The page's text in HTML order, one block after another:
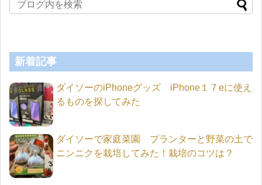
新着記事
ダイソーのiPhoneグッズ iPhone１７eに使え
るものを探してみた
ダイソーで家庭菜園 プランターと野菜の土で
ニンニクを栽培してみた！栽培のコツは？